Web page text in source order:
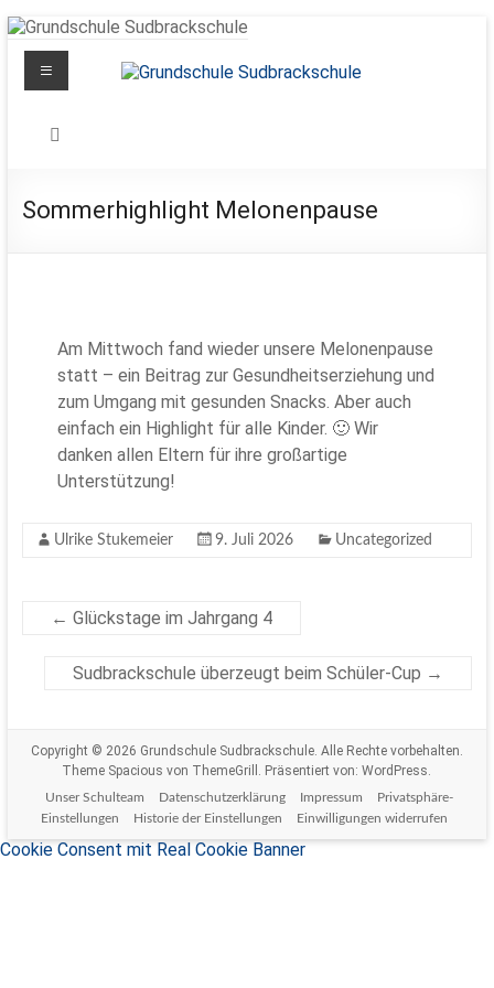
Zum
Inhalt
springen
Schule
in
Menü
Sommerhighlight Melonenpause
Am Mittwoch fand wieder unsere Melonenpause
statt – ein Beitrag zur Gesundheitserziehung und
zum Umgang mit gesunden Snacks. Aber auch
einfach ein Highlight für alle Kinder. 🙂 Wir
danken allen Eltern für ihre großartige
Unterstützung!
Ulrike Stukemeier 9. Juli 2026 Uncategorized
← Glückstage im Jahrgang 4
Sudbrackschule überzeugt beim Schüler-Cup →
Copyright © 2026 Grundschule Sudbrackschule. Alle Rechte vorbehalten.
Theme Spacious von ThemeGrill. Präsentiert von:WordPress.
Unser Schulteam Datenschutzerklärung Impressum
Privatsphäre-
Einstellungen
Historie der Einstellungen Einwilligungen widerrufen
Cookie Consent mit Real Cookie Banner